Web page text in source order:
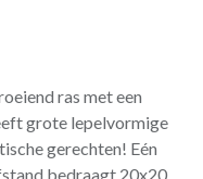
ras met een
grote lepelvormige
gerechten! Eén
bedraagt 20x20